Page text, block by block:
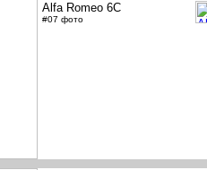
Alfa Romeo 6C
#07 фото